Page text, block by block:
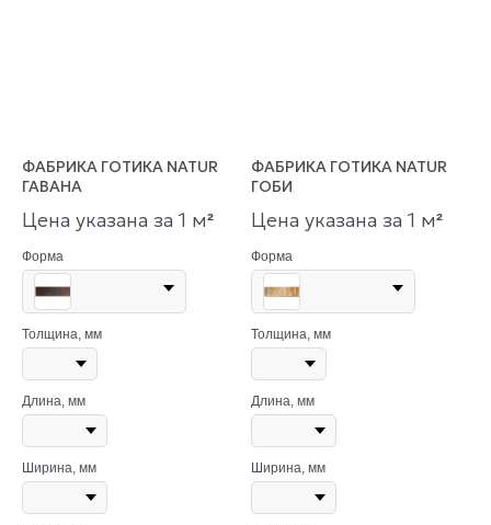
ФАБРИКА ГОТИКА NATUR
ГАВАНА
Цена указана за 1 м²
Форма
Толщина, мм
Длина, мм
Ширина, мм
ФАБРИКА ГОТИКА NATUR
ГОБИ
Цена указана за 1 м²
Форма
Толщина, мм
Длина, мм
Ширина, мм